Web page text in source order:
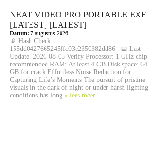
NEAT VIDEO PRO PORTABLE EXE
[LATEST] [LATEST]
Datum: 7 augustus 2026
📡 Hash Check:
155dd0427665245ffc03e2350382dd86 | 📅 Last
Update: 2026-08-05 Verify Processor: 1 GHz chip
recommended RAM: At least 4 GB Disk space: 64
GB for crack Effortless Noise Reduction for
Capturing Life’s Moments The pursuit of pristine
visuals in the dark of night or under harsh lighting
conditions has long » lees meer